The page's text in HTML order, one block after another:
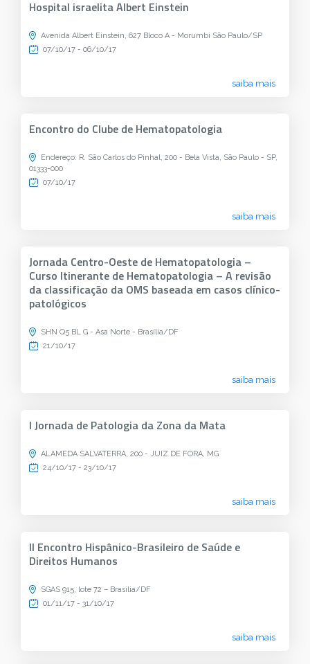
Hospital israelita Albert Einstein
Avenida Albert Einstein, 627 Bloco A - Morumbi São Paulo/SP
07/10/17 - 06/10/17
saiba mais
Encontro do Clube de Hematopatologia
Endereço: R. São Carlos do Pinhal, 200 - Bela Vista, São Paulo - SP,
01333-000
07/10/17
saiba mais
Jornada Centro-Oeste de Hematopatologia –
Curso Itinerante de Hematopatologia – A revisão
da classificação da OMS baseada em casos clínico-
patológicos
SHN Q5 BL G - Asa Norte - Brasília/DF
21/10/17
saiba mais
I Jornada de Patologia da Zona da Mata
ALAMEDA SALVATERRA, 200 - JUIZ DE FORA, MG
24/10/17 - 23/10/17
saiba mais
II Encontro Hispânico-Brasileiro de Saúde e
Direitos Humanos
SGAS 915, lote 72 – Brasília/DF
01/11/17 - 31/10/17
saiba mais